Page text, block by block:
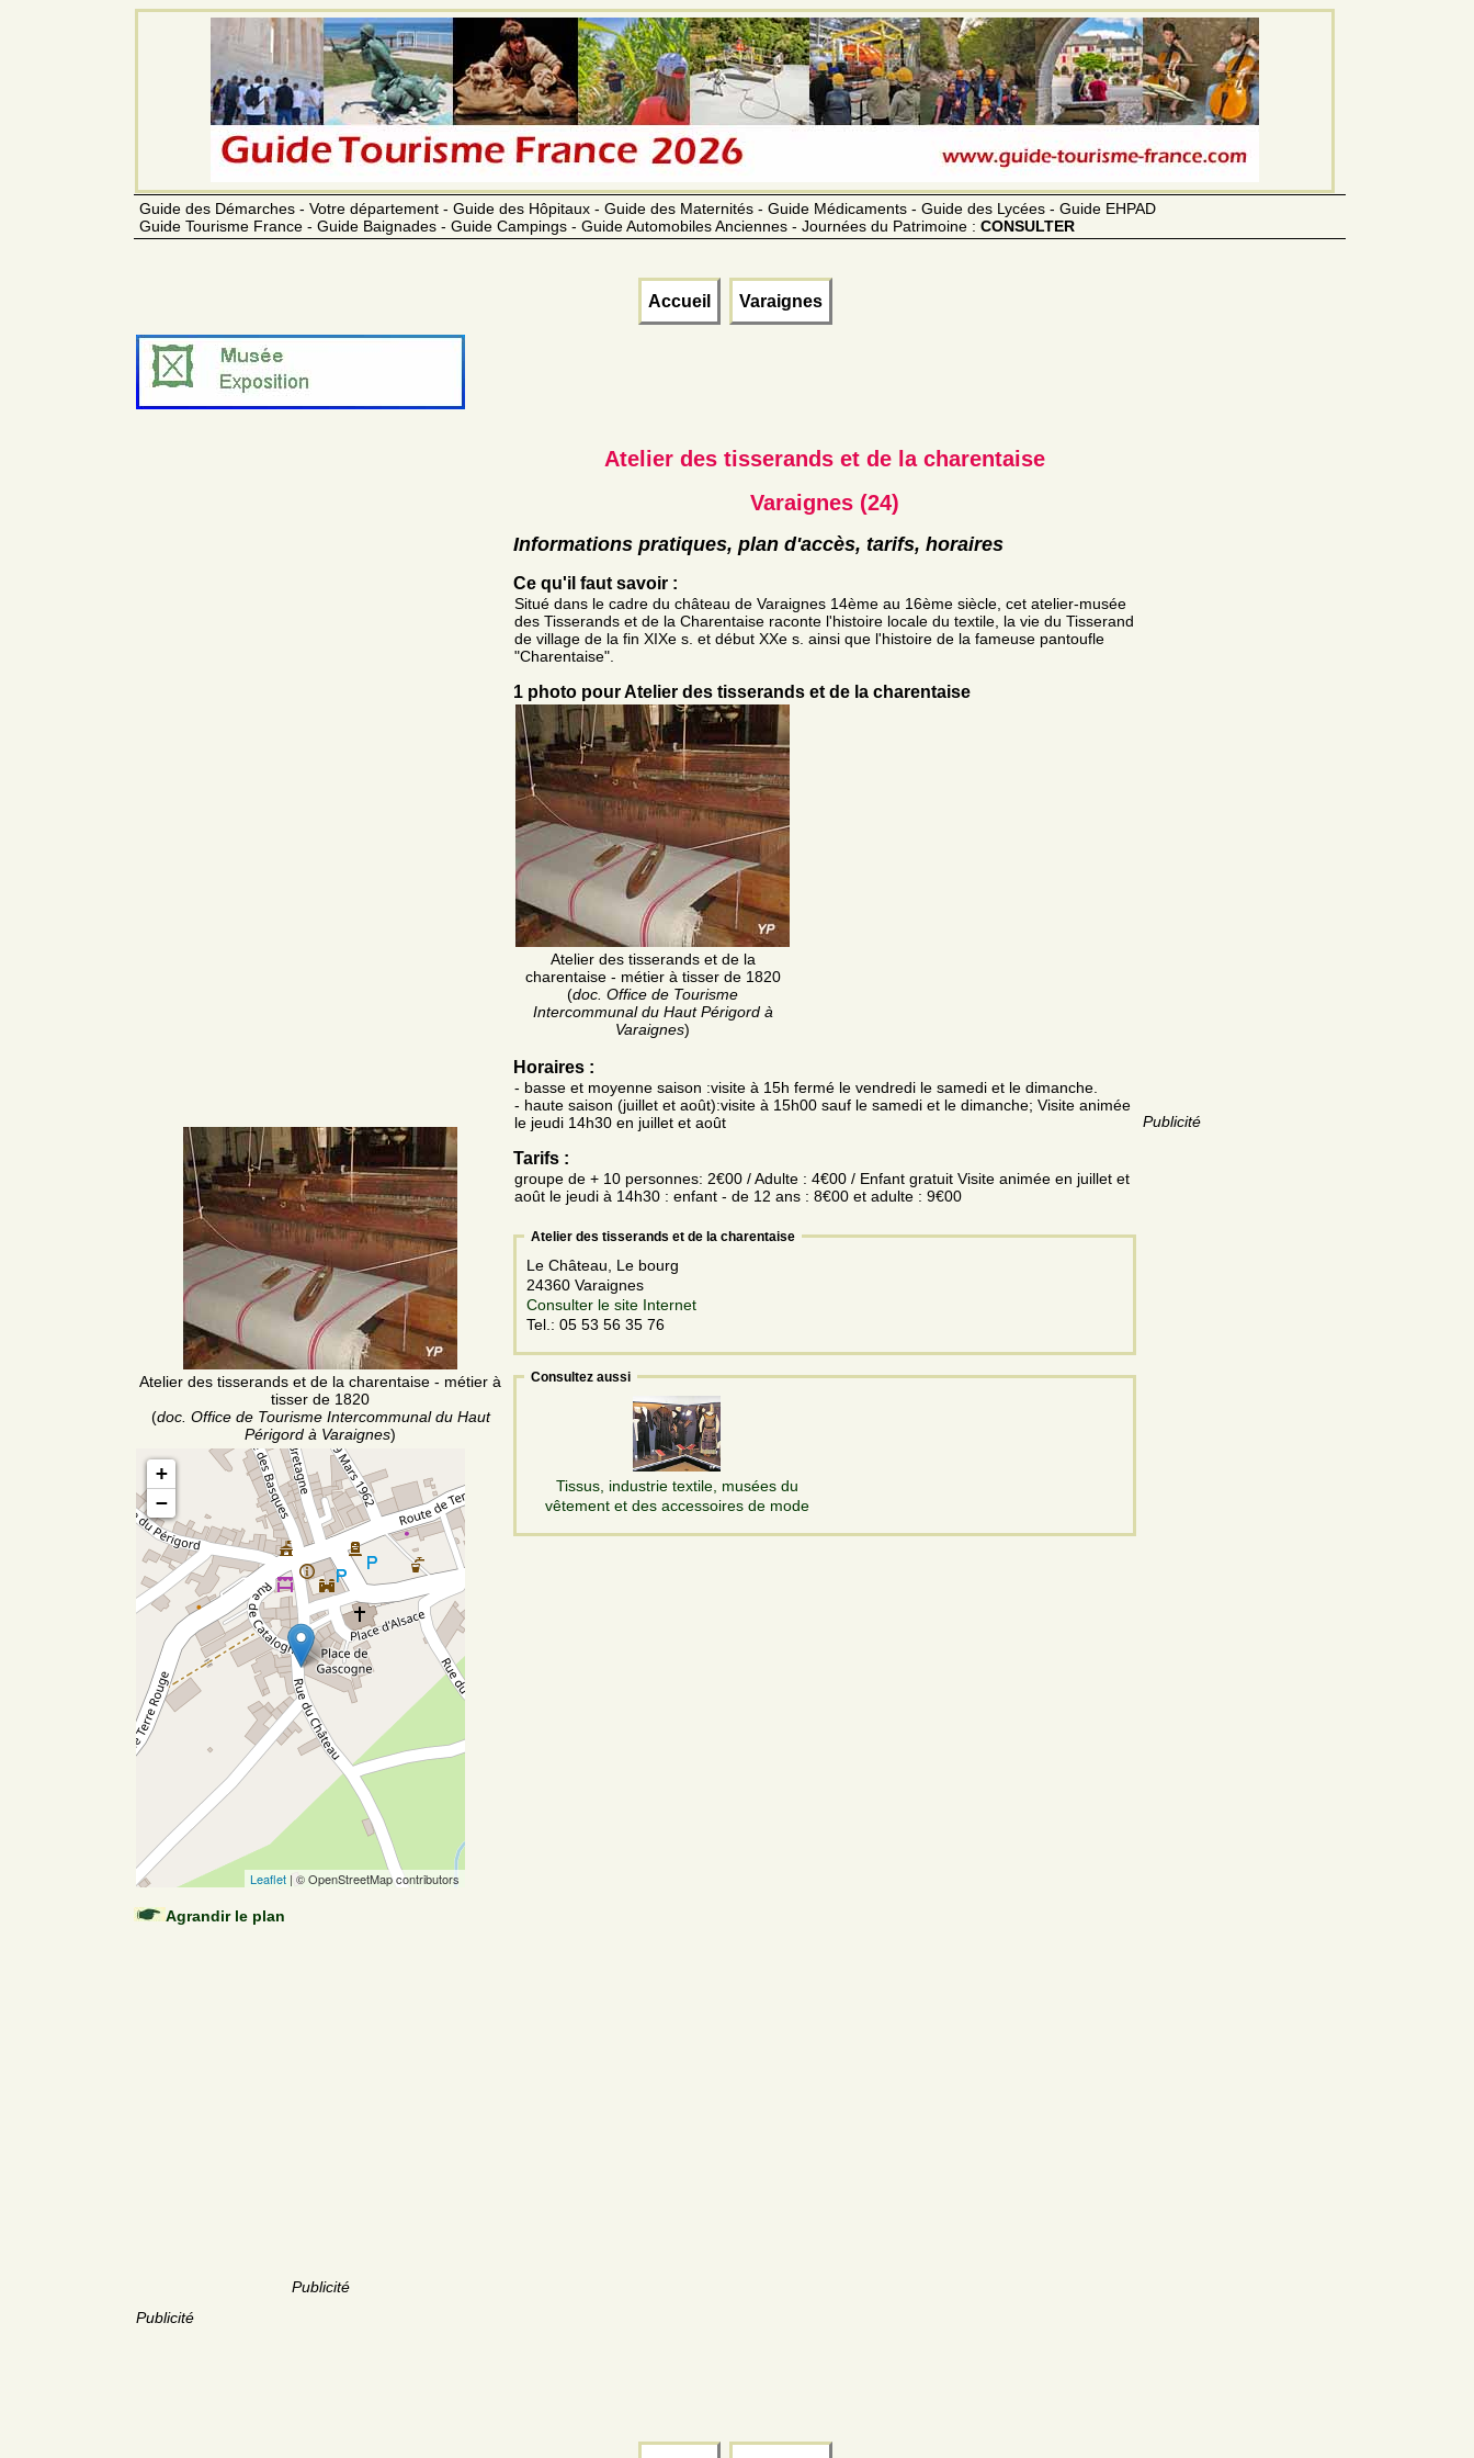
Guide des Démarches - Votre département - Guide des Hôpitaux - Guide des Maternités - Guide Médicaments - Guide des Lycées - Guide EHPAD
Guide Tourisme France - Guide Baignades - Guide Campings - Guide Automobiles Anciennes - Journées du Patrimoine : CONSULTER
Accueil Varaignes
Atelier des tisserands et de la charentaise - métier à
tisser de 1820
(doc. Office de Tourisme Intercommunal du Haut
Périgord à Varaignes)
+
−
Leaflet | © OpenStreetMap contributors
Agrandir le plan
Publicité
Publicité
Atelier des tisserands et de la charentaise
Varaignes (24)
Informations pratiques, plan d'accès, tarifs, horaires
Ce qu'il faut savoir :
Situé dans le cadre du château de Varaignes 14ème au 16ème siècle, cet atelier-musée
des Tisserands et de la Charentaise raconte l'histoire locale du textile, la vie du Tisserand
de village de la fin XIXe s. et début XXe s. ainsi que l'histoire de la fameuse pantoufle
"Charentaise".
1 photo pour Atelier des tisserands et de la charentaise
Atelier des tisserands et de la
charentaise - métier à tisser de 1820
(doc. Office de Tourisme
Intercommunal du Haut Périgord à
Varaignes)
Horaires :
- basse et moyenne saison :visite à 15h fermé le vendredi le samedi et le dimanche.
- haute saison (juillet et août):visite à 15h00 sauf le samedi et le dimanche; Visite animée
le jeudi 14h30 en juillet et août
Tarifs :
groupe de + 10 personnes: 2€00 / Adulte : 4€00 / Enfant gratuit Visite animée en juillet et
août le jeudi à 14h30 : enfant - de 12 ans : 8€00 et adulte : 9€00
Atelier des tisserands et de la charentaise
Le Château, Le bourg
24360 Varaignes
Consulter le site Internet
Tel.: 05 53 56 35 76
Consultez aussi
Tissus, industrie textile, musées du
vêtement et des accessoires de mode
Publicité